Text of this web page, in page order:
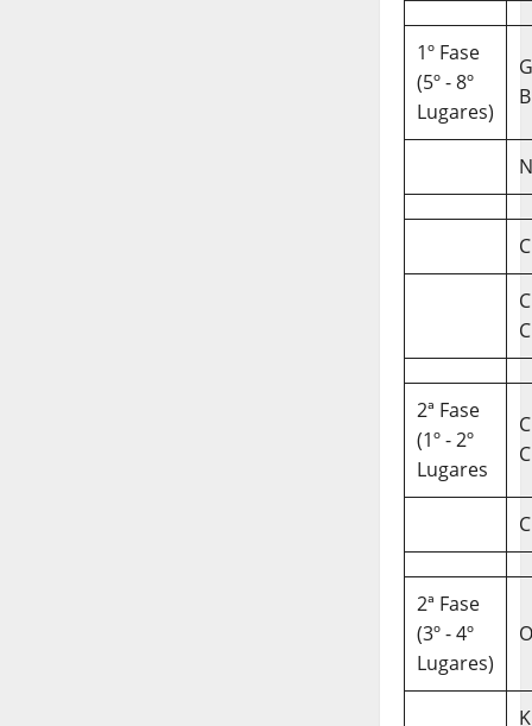
1º Fase
(5º - 8º
Lugares)
B
C
2ª Fase
(1º - 2º
Lugares
C
2ª Fase
(3º - 4º
Lugares)